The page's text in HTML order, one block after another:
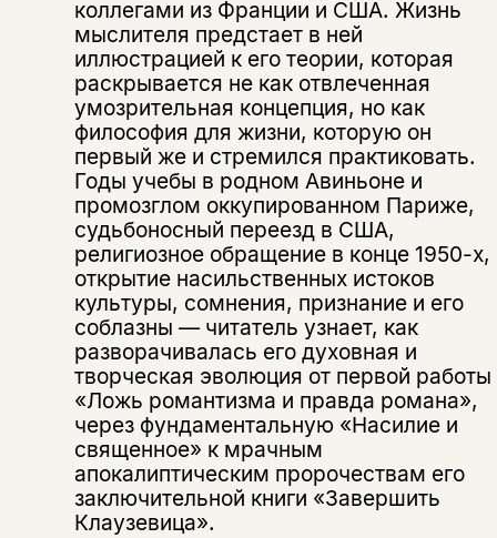
коллегами из Франции и США. Жизнь
мыслителя предстает в ней
иллюстрацией к его теории, которая
раскрывается не как отвлеченная
умозрительная концепция, но как
философия для жизни, которую он
первый же и стремился практиковать.
Годы учебы в родном Авиньоне и
промозглом оккупированном Париже,
судьбоносный переезд в США,
религиозное обращение в конце 1950-х,
открытие насильственных истоков
культуры, сомнения, признание и его
соблазны — читатель узнает, как
разворачивалась его духовная и
творческая эволюция от первой работы
«Ложь романтизма и правда романа»,
через фундаментальную «Насилие и
священное» к мрачным
апокалиптическим пророчествам его
заключительной книги «Завершить
Клаузевица».